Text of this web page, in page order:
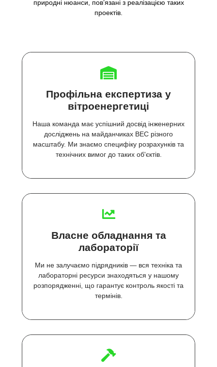
природні нюанси, пов’язані з реалізацією таких
проектів.
Профільна експертиза у
вітроенергетиці
Наша команда має успішний досвід інженерних
досліджень на майданчиках ВЕС різного
масштабу. Ми знаємо специфіку розрахунків та
технічних вимог до таких об'єктів.
Власне обладнання та
лабораторії
Ми не залучаємо підрядників — вся техніка та
лабораторні ресурси знаходяться у нашому
розпорядженні, що гарантує контроль якості та
термінів.